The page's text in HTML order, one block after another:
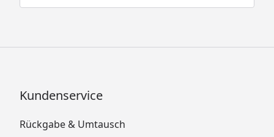
Kundenservice
Rückgabe & Umtausch